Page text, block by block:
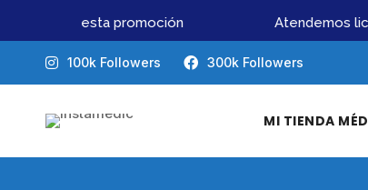
pierdas esta promoción Atendemos
100k Followers 300k Followers
MI TIENDA